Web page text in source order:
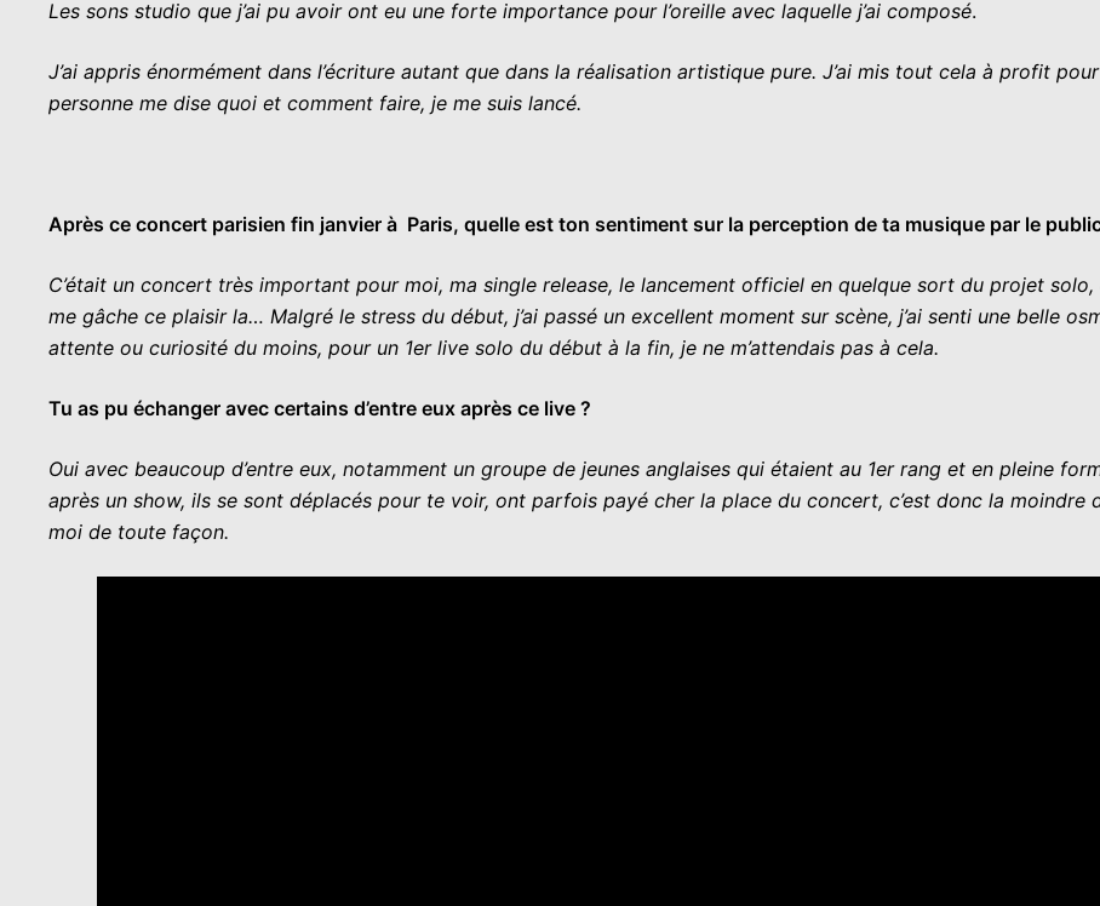
Les sons studio que j’ai pu avoir ont eu une forte importance pour l’oreille avec laquelle j’ai composé.
J’ai appris énormément dans l’écriture autant que dans la réalisation artistique pure. J’ai mis tout cela à profit
personne me dise quoi et comment faire, je me suis lancé.
Après ce concert parisien fin janvier à Paris, quelle est ton sentiment sur la perception de ta musique par le
C’était un concert très important pour moi, ma single release, le lancement officiel en quelque sort du projet
me gâche ce plaisir la… Malgré le stress du début, j’ai passé un excellent moment sur scène, j’ai senti une belle
attente ou curiosité du moins, pour un 1er live solo du début à la fin, je ne m’attendais pas à cela.
Tu as pu échanger avec certains d’entre eux après ce live ?
Oui avec beaucoup d’entre eux, notamment un groupe de jeunes anglaises qui étaient au 1er rang et en pleine
après un show, ils se sont déplacés pour te voir, ont parfois payé cher la place du concert, c’est donc la moindre
moi de toute façon.